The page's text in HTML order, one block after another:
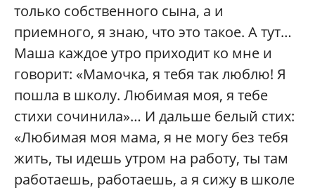
только собственного сына, а и
приемного, я знаю, что это такое. А тут…
Маша каждое утро приходит ко мне и
говорит: «Мамочка, я тебя так люблю! Я
пошла в школу. Любимая моя, я тебе
стихи сочинила»… И дальше белый стих:
«Любимая моя мама, я не могу без тебя
жить, ты идешь утром на работу, ты там
работаешь, работаешь, а я сижу в школе